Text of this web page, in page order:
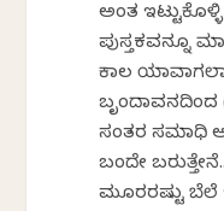
ಅಂತ
ಪುಸ್ತಕವನ್ನೂ
ಕಾಲ
ಬೃಂದಾವನದಿಂದ
ಸಂತರ ಸಮಾಧಿ
ಬಂದೇ
ಮೂರರಷ್ಟು ಬೆಲೆ